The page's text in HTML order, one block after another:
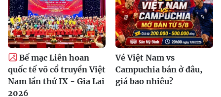
Bế mạc Liên hoan
quốc tế võ cổ truyền Việt
Nam lần thứ IX - Gia Lai
2026
Vé Việt Nam vs
Campuchia bán ở đâu,
giá bao nhiêu?